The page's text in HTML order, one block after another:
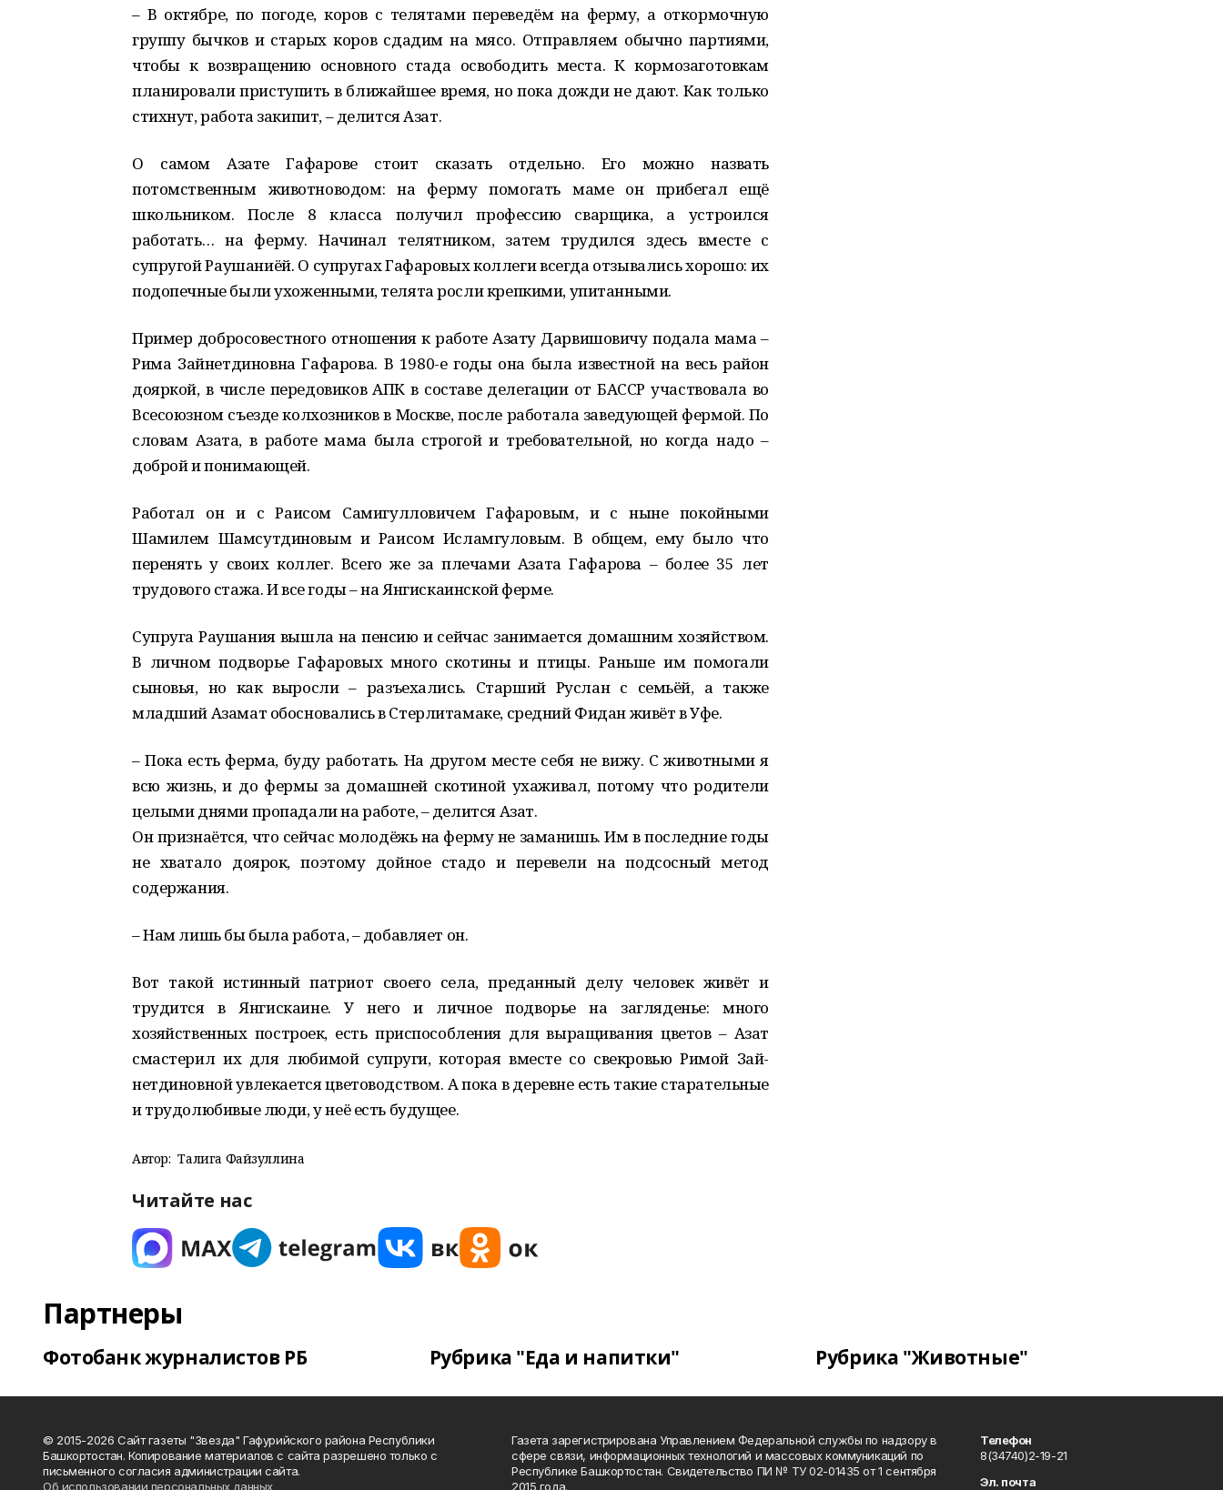
– В октябре, по погоде, коров с телятами переведём на ферму, а откормочную
группу бычков и старых коров сдадим на мясо. Отправляем обычно партиями,
чтобы к возвращению основного стада освободить места. К кормозаготовкам
планировали приступить в ближайшее время, но пока дожди не дают. Как только
стихнут, работа закипит, – делится Азат.
О самом Азате Гафарове стоит сказать отдельно. Его можно назвать
потомственным животноводом: на ферму помогать маме он прибегал ещё
школьником. После 8 класса получил профессию сварщика, а устроился
работать… на ферму. Начинал телятником, затем трудился здесь вместе с
супругой Раушаниёй. О супругах Гафаровых коллеги всегда отзывались хорошо: их
подопечные были ухоженными, телята росли крепкими, упитанными.
Пример добросовестного отношения к работе Азату Дарвишовичу подала мама –
Рима Зайнетдиновна Гафарова. В 1980-е годы она была известной на весь район
дояркой, в числе передовиков АПК в составе делегации от БАССР участвовала во
Всесоюзном съезде колхозников в Москве, после работала заведующей фермой. По
словам Азата, в работе мама была строгой и требовательной, но когда надо –
доброй и понимающей.
Работал он и с Раисом Самигулловичем Гафаровым, и с ныне покойными
Шамилем Шамсутдиновым и Раисом Исламгуловым. В общем, ему было что
перенять у своих коллег. Всего же за плечами Азата Гафарова – более 35 лет
трудового стажа. И все годы – на Янгискаинской ферме.
Супруга Раушания вышла на пенсию и сейчас занимается домашним хозяйством.
В личном подворье Гафаровых много скотины и птицы. Раньше им помогали
сыновья, но как выросли – разъехались. Старший Руслан с семьёй, а также
младший Азамат обосновались в Стерлитамаке, средний Фидан живёт в Уфе.
– Пока есть ферма, буду работать. На другом месте себя не вижу. С животными я
всю жизнь, и до фермы за домашней скотиной ухаживал, потому что родители
целыми днями пропадали на работе, – делится Азат.
Он признаётся, что сейчас молодёжь на ферму не заманишь. Им в последние годы
не хватало доярок, поэтому дойное стадо и перевели на подсосный метод
содержания.
– Нам лишь бы была работа, – добавляет он.
Вот такой истинный патриот своего села, преданный делу человек живёт и
трудится в Янгискаине. У него и личное подворье на загляденье: много
хозяйственных построек, есть приспособления для выращивания цветов – Азат
смастерил их для любимой супруги, которая вместе со свекровью Римой Зай-
нетдиновной увлекается цветоводством. А пока в деревне есть такие старательные
и трудолюбивые люди, у неё есть будущее.
Автор: Талига Файзуллина
Читайте нас
Партнеры
Фотобанк журналистов РБ Рубрика "Еда и напитки" Рубрика "Животные"
© 2015-2026 Сайт газеты "Звезда" Гафурийского района Республики
Башкортостан. Копирование материалов с сайта разрешено только с
письменного согласия администрации сайта.
Об использовании персональных данных
Газета зарегистрирована Управлением Федеральной службы по надзору в
сфере связи, информационных технологий и массовых коммуникаций по
Республике Башкортостан. Свидетельство ПИ № ТУ 02-01435 от 1 сентября
2015 года.
Телефон
8(34740)2-19-21
Эл. почта